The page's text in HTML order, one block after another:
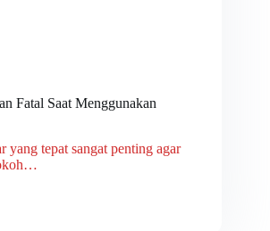
Fatal Saat Menggunakan
yang tepat sangat penting agar